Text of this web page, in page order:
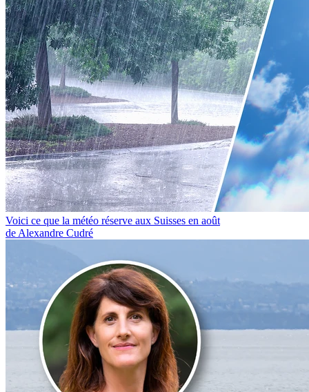
Voici ce que la météo réserve aux Suisses en août
de Alexandre Cudré